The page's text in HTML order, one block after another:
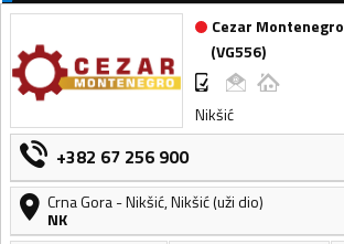
Cezar Montenegro
(VG556)
Nikšić
+382 67 256 900
Crna Gora-Nikšić,Nikšić (uži dio)
NK